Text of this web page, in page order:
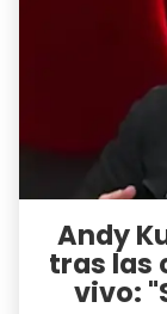
Andy
tras las
vivo: